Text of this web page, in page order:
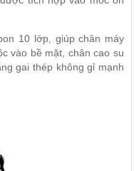
10 lớp, giúp chân máy
vào bề mặt, chân cao su
gai thép không gỉ mạnh